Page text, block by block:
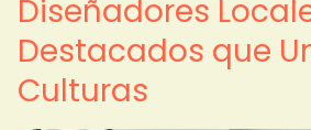
Diseñadores
Destacados que
Culturas